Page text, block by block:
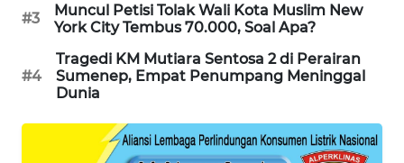
#3
Muncul Petisi Tolak Wali Kota Muslim New
York City Tembus 70.000, Soal Apa?
#4
Tragedi KM Mutiara Sentosa 2 di Perairan
Sumenep, Empat Penumpang Meninggal
Dunia
ALPERKLINAS
FORJASIDA
TAMBANG